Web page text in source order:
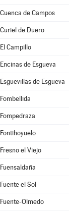
Cuenca de Campos
Curiel de Duero
El Campillo
Encinas de Esgueva
Esguevillas de Esgueva
Fombellida
Fompedraza
Fontihoyuelo
Fresno el Viejo
Fuensaldaña
Fuente el Sol
Fuente-Olmedo